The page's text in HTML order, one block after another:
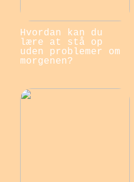
Hvordan kan du
lære at stå op
uden problemer om
morgenen?